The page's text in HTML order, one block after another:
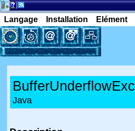
Langage
Installation Elément
Java